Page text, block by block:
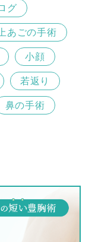
グ
あごの手術
小顔
若返り
鼻の手術